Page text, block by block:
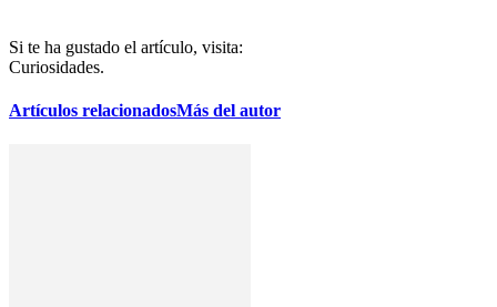
Si te ha gustado el artículo, visita:
Curiosidades.
Artículos relacionadosMás del autor